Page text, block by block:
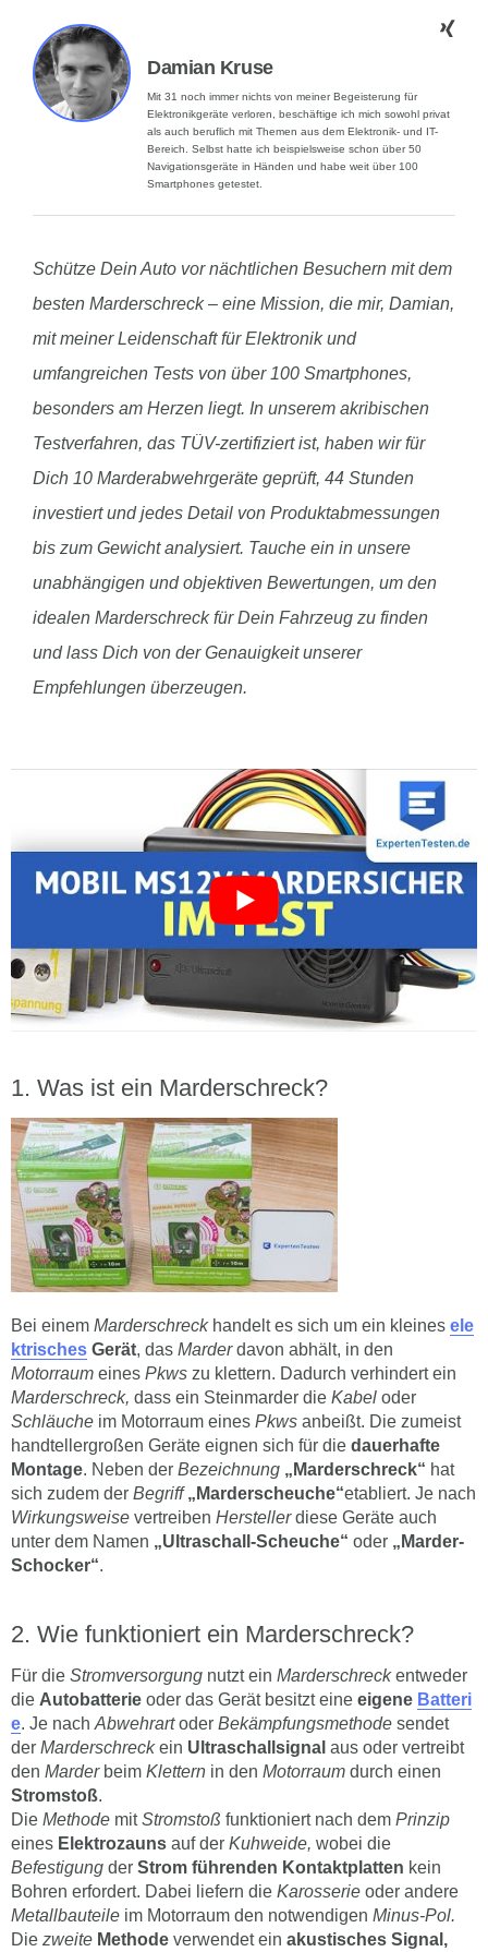
Damian Kruse
Mit 31 noch immer nichts von meiner Begeisterung für
Elektronikgeräte verloren, beschäftige ich mich sowohl privat
als auch beruflich mit Themen aus dem Elektronik- und IT-
Bereich. Selbst hatte ich beispielsweise schon über 50
Navigationsgeräte in Händen und habe weit über 100
Smartphones getestet.
Schütze Dein Auto vor nächtlichen Besuchern mit dem
besten Marderschreck – eine Mission, die mir, Damian,
mit meiner Leidenschaft für Elektronik und
umfangreichen Tests von über 100 Smartphones,
besonders am Herzen liegt. In unserem akribischen
Testverfahren, das TÜV-zertifiziert ist, haben wir für
Dich 10 Marderabwehrgeräte geprüft, 44 Stunden
investiert und jedes Detail von Produktabmessungen
bis zum Gewicht analysiert. Tauche ein in unsere
unabhängigen und objektiven Bewertungen, um den
idealen Marderschreck für Dein Fahrzeug zu finden
und lass Dich von der Genauigkeit unserer
Empfehlungen überzeugen.
Was ist ein Marderschreck?
Bei einem Marderschreckhandelt es sich um ein kleines ele
ktrisches Gerät, das Marderdavon abhält, in den
Motorraum eines Pkws zu klettern. Dadurch verhindert ein
Marderschreck, dass ein Steinmarder die Kabel oder
Schläuche im Motorraum eines Pkws anbeißt. Die zumeist
handtellergroßen Geräte eignen sich für die dauerhafte
Montage. Neben der Bezeichnung „Marderschreck“ hat
sich zudem der Begriff „Marderscheuche“etabliert. Je nach
Wirkungsweise vertreiben Herstellerdiese Geräte auch
unter dem Namen „Ultraschall-Scheuche“ oder „Marder-
Schocker“.
Wie funktioniert ein Marderschreck?
Für die Stromversorgung nutzt ein Marderschreckentweder
die Autobatterie oder das Gerät besitzt eine eigene Batteri
e. Je nach Abwehrartoder Bekämpfungsmethode sendet
der Marderschreckein Ultraschallsignal aus oder vertreibt
den Marderbeim Klettern in den Motorraum durch einen
Stromstoß.
Die Methode mitStromstoß funktioniert nach dem Prinzip
eines Elektrozauns auf der Kuhweide, wobei die
Befestigung der Strom führenden Kontaktplatten kein
Bohren erfordert. Dabei liefern die Karosserie oder andere
Metallbauteile im Motorraum den notwendigen Minus-Pol.
Die zweite Methode verwendet ein akustisches Signal,